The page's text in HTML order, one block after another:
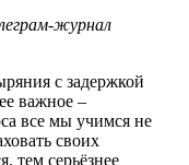
журнал
с задержкой
важное –
все мы учимся не
своих
тем серьёзнее